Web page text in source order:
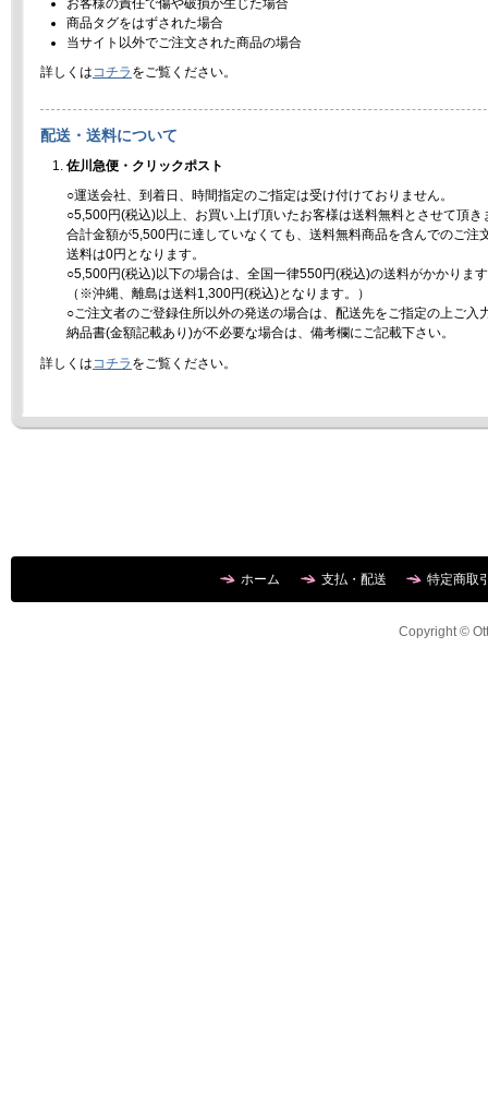
商品タグをはずされた場合
当サイト以外でご注文された商品の場合
詳しくはコチラ をご覧ください。
配送・送料について
佐川急便・クリックポスト
○運送会社、到着日、時間指定のご指定は受け付けておりません。
○5,500円(税込)以上、お買い上げ頂いたお客様は送料無料とさせて頂き
合計金額が5,500円に達していなくても、送料無料商品を含んでのご注
送料は0円となります。
○5,500円(税込)以下の場合は、全国一律550円(税込)の送料がかかりま
（※沖縄、離島は送料1,300円(税込)となります。）
○ご注文者のご登録住所以外の発送の場合は、配送先をご指定の上ご入
納品書(金額記載あり)が不必要な場合は、備考欄にご記載下さい。
詳しくはコチラ をご覧ください。
ホーム 支払・配送 特定商取
Copyright ©